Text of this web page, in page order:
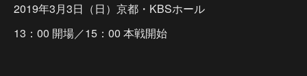
2019年3月3日（日）京都・KBSホール
13：00 開場／15：00 本戦開始